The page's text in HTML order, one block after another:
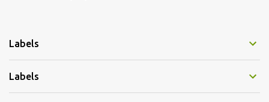
Labels
Labels